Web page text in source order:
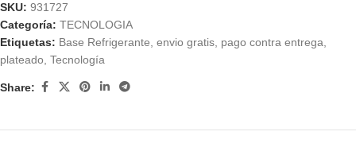
SKU: 931727
Categoría: TECNOLOGIA
Etiquetas: Base Refrigerante, envio gratis, pago contra entrega,
plateado, Tecnología
Share: